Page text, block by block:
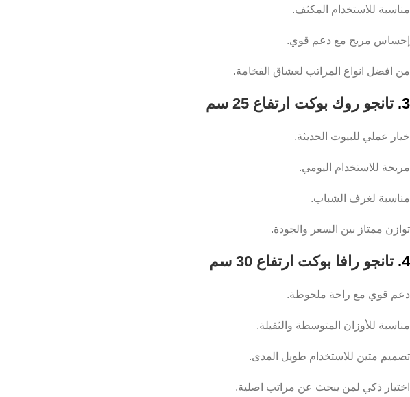
مناسبة للاستخدام المكثف.
إحساس مريح مع دعم قوي.
من افضل انواع المراتب لعشاق الفخامة.
3. تانجو روك بوكت ارتفاع 25 سم
خيار عملي للبيوت الحديثة.
مريحة للاستخدام اليومي.
مناسبة لغرف الشباب.
توازن ممتاز بين السعر والجودة.
4. تانجو رافا بوكت ارتفاع 30 سم
دعم قوي مع راحة ملحوظة.
مناسبة للأوزان المتوسطة والثقيلة.
تصميم متين للاستخدام طويل المدى.
اختيار ذكي لمن يبحث عن مراتب اصلية.